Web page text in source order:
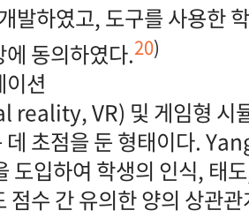
발하였고, 도구를 사용한
동의하였다.20)
션
reality, VR) 및 게임형 시
초점을 둔 형태이다.
도입하여 학생의 인식, 태
점수 간 유의한 양의 상관